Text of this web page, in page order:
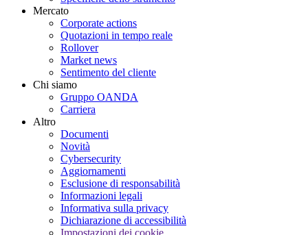
Mercato
Corporate actions
Quotazioni in tempo reale
Rollover
Market news
Sentimento del cliente
Chi siamo
Gruppo OANDA
Carriera
Altro
Documenti
Novità
Cybersecurity
Aggiornamenti
Esclusione di responsabilità
Informazioni legali
Informativa sulla privacy
Dichiarazione di accessibilità
Impostazioni dei cookie